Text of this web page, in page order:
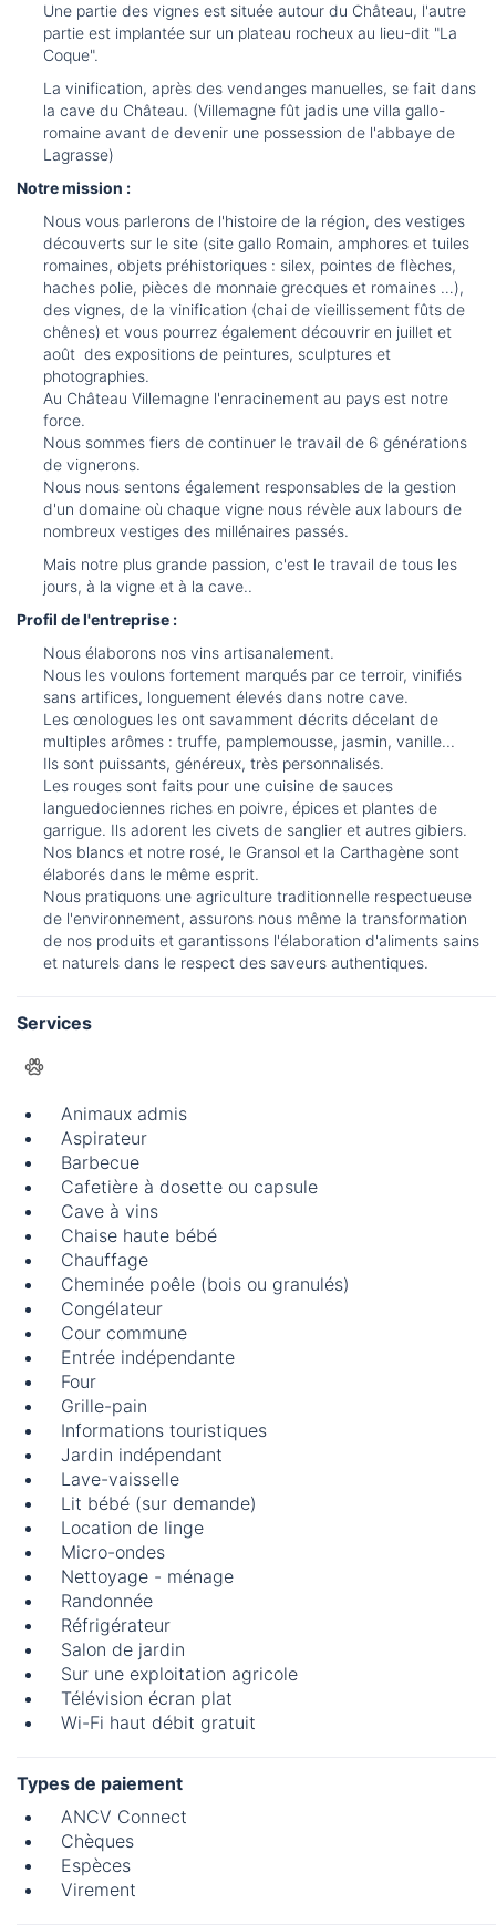
Une partie des vignes est située autour du Château, l'autre
partie est implantée sur un plateau rocheux au lieu-dit "La
Coque".
La vinification, après des vendanges manuelles, se fait dans
la cave du Château. (Villemagne fût jadis une villa gallo-
romaine avant de devenir une possession de l'abbaye de
Lagrasse)
Notre mission :
Nous vous parlerons de l'histoire de la région, des vestiges
découverts sur le site (site gallo Romain, amphores et tuiles
romaines, objets préhistoriques : silex, pointes de flèches,
haches polie, pièces de monnaie grecques et romaines …),
des vignes, de la vinification (chai de vieillissement fûts de
chênes) et vous pourrez également découvrir en juillet et
août des expositions de peintures, sculptures et
photographies.
Au Château Villemagne l'enracinement au pays est notre
force.
Nous sommes fiers de continuer le travail de 6 générations
de vignerons.
Nous nous sentons également responsables de la gestion
d'un domaine où chaque vigne nous révèle aux labours de
nombreux vestiges des millénaires passés.
Mais notre plus grande passion, c'est le travail de tous les
jours, à la vigne et à la cave..
Profil de l'entreprise :
Nous élaborons nos vins artisanalement.
Nous les voulons fortement marqués par ce terroir, vinifiés
sans artifices, longuement élevés dans notre cave.
Les œnologues les ont savamment décrits décelant de
multiples arômes : truffe, pamplemousse, jasmin, vanille...
Ils sont puissants, généreux, très personnalisés.
Les rouges sont faits pour une cuisine de sauces
languedociennes riches en poivre, épices et plantes de
garrigue. Ils adorent les civets de sanglier et autres gibiers.
Nos blancs et notre rosé, le Gransol et la Carthagène sont
élaborés dans le même esprit.
Nous pratiquons une agriculture traditionnelle respectueuse
de l'environnement, assurons nous même la transformation
de nos produits et garantissons l'élaboration d'aliments sains
et naturels dans le respect des saveurs authentiques.
Services
Animaux admis
Aspirateur
Barbecue
Cafetière à dosette ou capsule
Cave à vins
Chaise haute bébé
Chauffage
Cheminée poêle (bois ou granulés)
Congélateur
Cour commune
Entrée indépendante
Four
Grille-pain
Informations touristiques
Jardin indépendant
Lave-vaisselle
Lit bébé (sur demande)
Location de linge
Micro-ondes
Nettoyage - ménage
Randonnée
Réfrigérateur
Salon de jardin
Sur une exploitation agricole
Télévision écran plat
Wi-Fi haut débit gratuit
Types de paiement
ANCV Connect
Chèques
Espèces
Virement